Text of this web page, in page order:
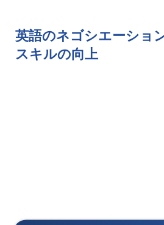
英語のネゴシエーショ
スキルの向上